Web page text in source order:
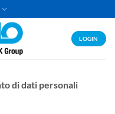
LOGIN
di dati personali